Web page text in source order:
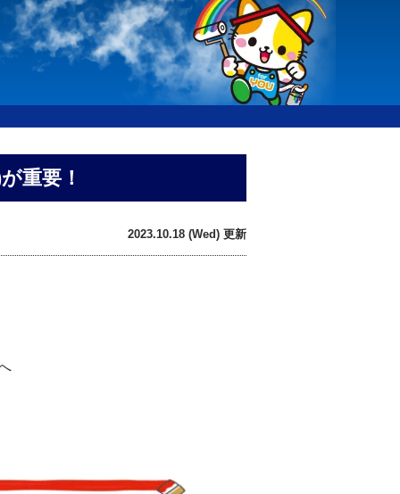
重要！
2023.10.18 (Wed) 更新